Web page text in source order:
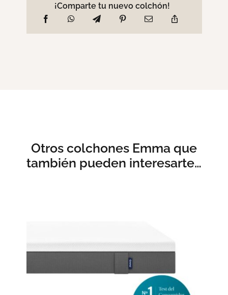
¡Comparte tu nuevo colchón!
Otros colchones Emma que
también pueden interesarte…
SELECCIONAR OPCIONESESTE
PRODUCTO
TIENE
/ DETALLES